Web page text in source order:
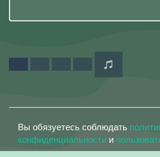
Вы обязуетесь соблюдать
конфиденциальности и